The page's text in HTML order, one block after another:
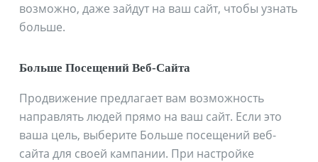
возможно, даже зайдут на ваш сайт, чтобы узнать
больше.
Больше Посещений Веб-Сайта
Продвижение предлагает вам возможность
направлять людей прямо на ваш сайт. Если это
ваша цель, выберите Больше посещений веб-
сайта для своей кампании. При настройке